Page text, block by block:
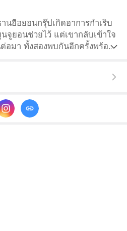
อีฮยอนกรุ๊ปเกิดอาการกำเริบ
จูยอนช่วยไว้ แต่เขากลับเข้าใจ
อมา ทั้งสองพบกันอีกครั้งพร้อม
สัมพันธ์ของทั้งคู่ค่อยๆ กลายเป็น